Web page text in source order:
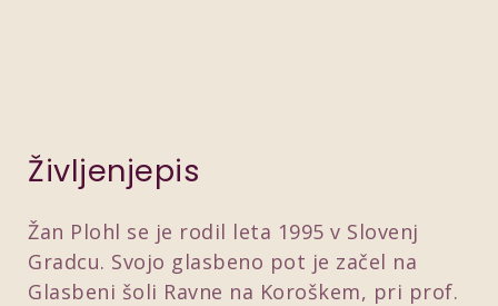
Življenjepis
Žan Plohl se je rodil leta 1995 v Slovenj
Gradcu. Svojo glasbeno pot je začel na
Glasbeni šoli Ravne na Koroškem, pri prof.